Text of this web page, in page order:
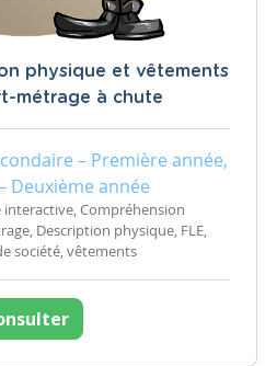
physique et vêtements
métrage à chute
– Première année,
Deuxième année
interactive, Compréhension
Description physique, FLE,
société, vêtements